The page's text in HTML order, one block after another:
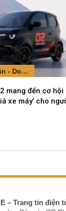
Doanh nhân - Doanh nghiệp
mang đến cơ hội
xe máy’ cho
– Trang tin điện